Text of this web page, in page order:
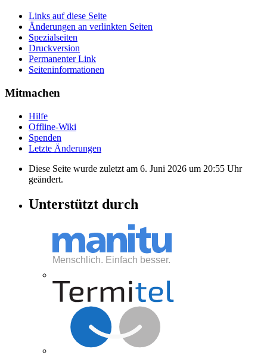
Links auf diese Seite
Änderungen an verlinkten Seiten
Spezialseiten
Druckversion
Permanenter Link
Seiten­informationen
Mitmachen
Hilfe
Offline-Wiki
Spenden
Letzte Änderungen
Diese Seite wurde zuletzt am 6. Juni 2026 um 20:55 Uhr
geändert.
Unterstützt durch